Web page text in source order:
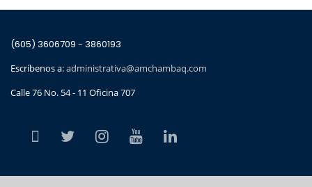
(605) 3606709 - 3860193
Escríbenos a:administrativa@amchambaq.com
Calle 76 No. 54 - 11 Oficina 707